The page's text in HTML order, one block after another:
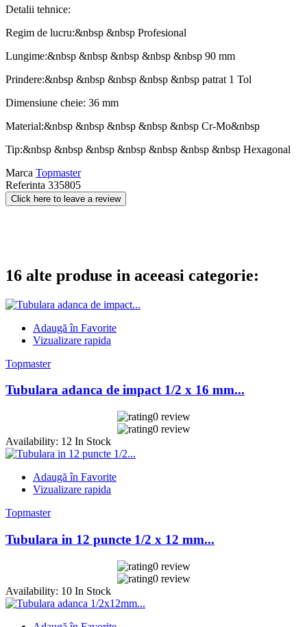
Detalii tehnice:
Regim de lucru:&nbsp &nbsp Profesional
Lungime:&nbsp &nbsp &nbsp &nbsp &nbsp 90 mm
Prindere:&nbsp &nbsp &nbsp &nbsp &nbsp patrat 1 Tol
Dimensiune cheie: 36 mm
Material:&nbsp &nbsp &nbsp &nbsp &nbsp Cr-Mo&nbsp
Tip:&nbsp &nbsp &nbsp &nbsp &nbsp &nbsp &nbsp Hexagonal
Marca Topmaster
Referinta 335805
Click here to leave a review
16 alte produse in aceeasi categorie:
Adaugă în Favorite
Vizualizare rapida
Topmaster
Tubulara adanca de impact 1/2 x 16 mm...
0 review
0 review
Availability: 12 In Stock
Adaugă în Favorite
Vizualizare rapida
Topmaster
Tubulara in 12 puncte 1/2 x 12 mm...
0 review
0 review
Availability: 10 In Stock